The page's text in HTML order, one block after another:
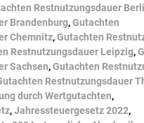
Restnutzungsdauer
Brandenburg,Gutachten
Chemnitz,Gutachten
Restnutzungsdauer Leipzig,
Sachsen,Gutachten
Restnutzungsdauer
durch Wertgutachten,
,Jahressteuergesetz 2022,